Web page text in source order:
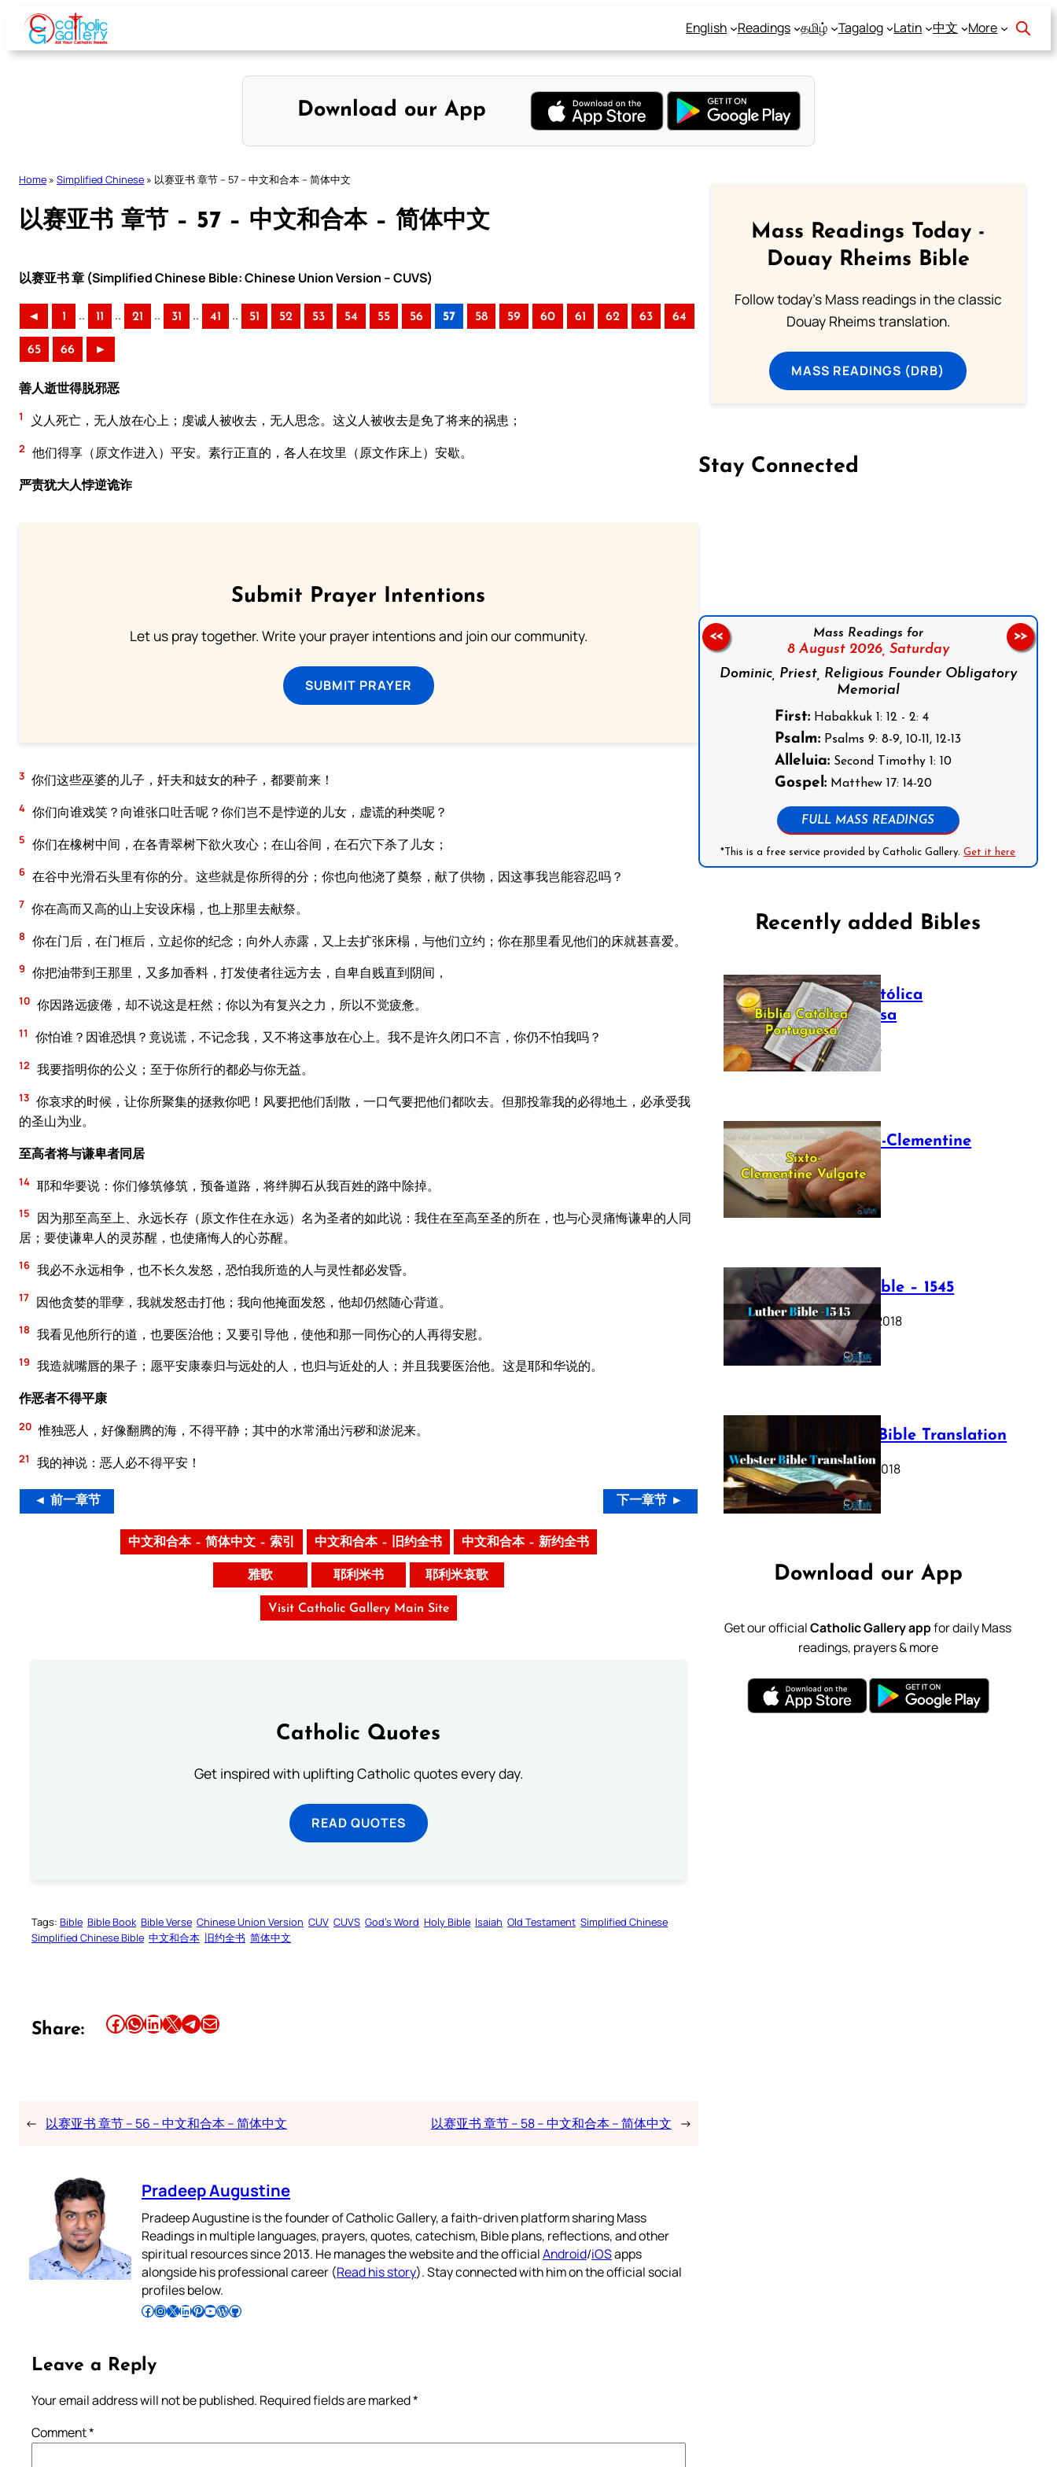
Skip
content
English Readings தமிழ் Tagalog Latin 中文 More
Download our App
Home » Simplified Chinese » 以赛亚书 章节 – 57 – 中文和合本 – 简体中文
以赛亚书 章节 – 57 – 中文和合本 – 简体中文
以赛亚书 章 (Simplified Chinese Bible: Chinese Union Version – CUVS)
◄ 1 .. 11 .. 21 .. 31 .. 41 .. 51 52 53 54 55 56 57 58 59 60 61 62 63 64
65 66 ►
善人逝世得脱邪恶
1 义人死亡，无人放在心上；虔诚人被收去，无人思念。这义人被收去是免了将来的祸患；
2 他们得享（原文作进入）平安。素行正直的，各人在坟里（原文作床上）安歇。
严责犹大人悖逆诡诈
Submit Prayer Intentions
Let us pray together. Write your prayer intentions and join our community.
SUBMIT PRAYER
3 你们这些巫婆的儿子，奸夫和妓女的种子，都要前来！
4 你们向谁戏笑？向谁张口吐舌呢？你们岂不是悖逆的儿女，虚谎的种类呢？
5 你们在橡树中间，在各青翠树下欲火攻心；在山谷间，在石穴下杀了儿女；
6 在谷中光滑石头里有你的分。这些就是你所得的分；你也向他浇了奠祭，献了供物，因这事我岂能容忍吗？
7 你在高而又高的山上安设床榻，也上那里去献祭。
8 你在门后，在门框后，立起你的纪念；向外人赤露，又上去扩张床榻，与他们立约；你在那里看见他们的床就甚喜爱。
9 你把油带到王那里，又多加香料，打发使者往远方去，自卑自贱直到阴间，
10 你因路远疲倦，却不说这是枉然；你以为有复兴之力，所以不觉疲惫。
11 你怕谁？因谁恐惧？竟说谎，不记念我，又不将这事放在心上。我不是许久闭口不言，你仍不怕我吗？
12 我要指明你的公义；至于你所行的都必与你无益。
13 你哀求的时候，让你所聚集的拯救你吧！风要把他们刮散，一口气要把他们都吹去。但那投靠我的必得地土，必承受我
的圣山为业。
至高者将与谦卑者同居
14 耶和华要说：你们修筑修筑，预备道路，将绊脚石从我百姓的路中除掉。
15
因为那至高至上、永远长存（原文作住在永远）名为圣者的如此说：我住在至高至圣的所在，也与心灵痛悔谦卑的人同
居；要使谦卑人的灵苏醒，也使痛悔人的心苏醒。
16 我必不永远相争，也不长久发怒，恐怕我所造的人与灵性都必发昏。
17 因他贪婪的罪孽，我就发怒击打他；我向他掩面发怒，他却仍然随心背道。
18 我看见他所行的道，也要医治他；又要引导他，使他和那一同伤心的人再得安慰。
19 我造就嘴唇的果子；愿平安康泰归与远处的人，也归与近处的人；并且我要医治他。这是耶和华说的。
作恶者不得平康
20 惟独恶人，好像翻腾的海，不得平静；其中的水常涌出污秽和淤泥来。
21 我的神说：恶人必不得平安！
◄ 前一章节 下一章节 ►
中文和合本 – 简体中文 – 索引 中文和合本 – 旧约全书 中文和合本 – 新约全书
雅歌 耶利米书 耶利米哀歌
Visit Catholic Gallery Main Site
Catholic Quotes
Get inspired with uplifting Catholic quotes every day.
READ QUOTES
Tags: Bible Bible Book Bible Verse Chinese Union Version CUV CUVS God’s Word Holy Bible Isaiah Old Testament Simplified Chinese
Simplified Chinese Bible 中文和合本 旧约全书 简体中文
Share: Share this article on Facebook Share this article on WhatsApp Share this article on LinkedIn Share this article on X Share this article on TelegramEmail this Article
← 以赛亚书 章节 – 56 – 中文和合本 – 简体中文 以赛亚书 章节 – 58 – 中文和合本 – 简体中文 →
Pradeep Augustine
Pradeep Augustine is the founder of Catholic Gallery, a faith-driven platform sharing Mass
Readings in multiple languages, prayers, quotes, catechism, Bible plans, reflections, and other
spiritual resources since 2013. He manages the website and the officialAndroid/iOSapps
alongside his professional career (Read his story). Stay connected with him on the official social
profiles below.
Follow Pradeep on Facebook Follow Pradeep on InstagramFollow Pradeep on X Follow Pradeep on LinkedIn Follow Pradeep on Pinterest Subscribe to Pradeep’s Youtube Channel Follow Pradeep on WordPress Follow Pradeep on GitHub
Leave a Reply
Your email address will not be published. Required fields are marked*
Comment*
Mass Readings Today -
Douay Rheims Bible
Follow today's Mass readings in the classic
Douay Rheims translation.
MASS READINGS (DRB)
Stay Connected
Mass Readings for
8 August 2026, Saturday
Dominic, Priest, Religious Founder Obligatory
Memorial
First: Habakkuk 1: 12 - 2: 4
Psalm: Psalms 9: 8-9, 10-11, 12-13
Alleluia: Second Timothy 1: 10
Gospel: Matthew 17: 14-20
FULL MASS READINGS
*This is a free service provided by Catholic Gallery.Get it here
<< >>
Recently added Bibles
Bíblia Católica
Portuguesa
July 16, 2025
The Sixto-Clementine
Vulgate
July 12, 2025
Luther Bible – 1545
October 17, 2018
Webster Bible Translation
October 11, 2018
Download our App
Get our officialCatholic Gallery appfor daily Mass
readings, prayers & more